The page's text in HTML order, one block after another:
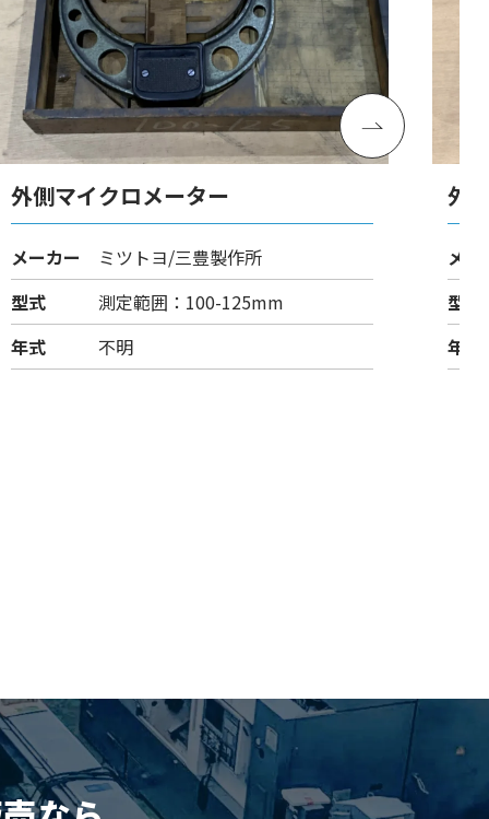
外側マイクロメーター
メーカー
ミツトヨ/三豊製作所
型式
測定範囲：100-125mm
年式
不明
外
メー
型式
年式